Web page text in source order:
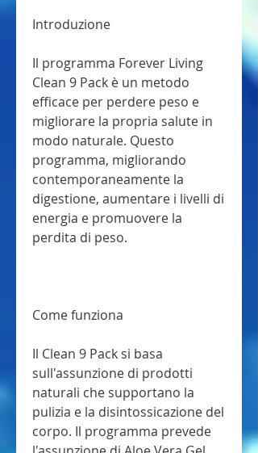
Introduzione
Il programma Forever Living
Clean 9 Pack è un metodo
efficace per perdere peso e
migliorare la propria salute in
modo naturale. Questo
programma, migliorando
contemporaneamente la
digestione, aumentare i livelli di
energia e promuovere la
perdita di peso.
Come funziona
Il Clean 9 Pack si basa
sull'assunzione di prodotti
naturali che supportano la
pulizia e la disintossicazione del
corpo. Il programma prevede